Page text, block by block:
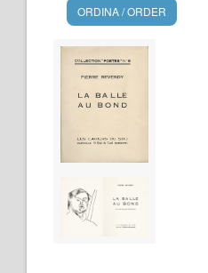
ORDINA / ORDER